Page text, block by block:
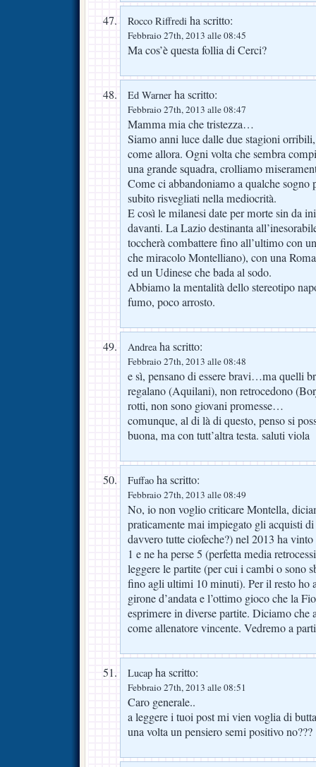
Rocco Riffredi ha scritto:
Febbraio 27th, 2013 alle 08:45
Ma cos’è questa follia di Cerci?
Ed Warner ha scritto:
Febbraio 27th, 2013 alle 08:47
Mamma mia che tristezza…
Siamo anni luce dalle due stagioni
come allora. Ogni volta che sembra
una grande squadra, crolliamo
Come ci abbandoniamo a qualche sogno
subito risvegliati nella mediocrità.
E così le milanesi date per morte sin da
davanti. La Lazio destinanta
toccherà combattere fino all’ultimo con
che miracolo Montelliano), con una
ed un Udinese che bada al sodo.
Abbiamo la mentalità dello stereotipo
fumo, poco arrosto.
Andreaha scritto:
Febbraio 27th, 2013 alle 08:48
e sì, pensano di essere bravi…ma quelli
regalano (Aquilani), non retrocedono
rotti, non sono giovani promesse…
comunque, al di là di questo, penso si
buona, ma con tutt’altra testa. saluti viola
Fuffao ha scritto:
Febbraio 27th, 2013 alle 08:49
No, io non voglio criticare Montella,
praticamente mai impiegato gli acquisti
davvero tutte ciofeche?) nel 2013 ha
1 e ne ha perse 5 (perfetta media
leggere le partite (per cui i cambi o sono
fino agli ultimi 10 minuti). Per il resto ho
girone d’andata e l’ottimo gioco che la
esprimere in diverse partite. Diciamo che
come allenatore vincente. Vedremo a
Lucap ha scritto:
Febbraio 27th, 2013 alle 08:51
Caro generale..
a leggere i tuoi post mi vien voglia di
una volta un pensiero semi positivo no???